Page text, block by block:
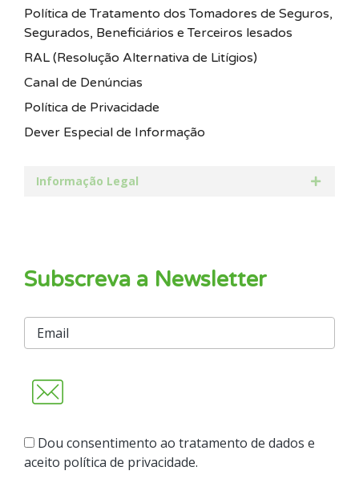
Política de Tratamento dos Tomadores de Seguros,
Segurados, Beneficiários e Terceiros lesados
RAL (Resolução Alternativa de Litígios)
Canal de Denúncias
Política de Privacidade
Dever Especial de Informação
Informação Legal
Subscreva a Newsletter
Dou consentimento ao tratamento de dados e
aceito política de privacidade.